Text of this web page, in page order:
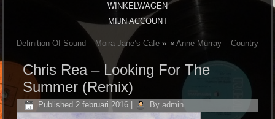
WINKELWAGEN
MIJN ACCOUNT
Definition Of Sound ‎– Moira Jane’s Cafe » « Anne Murray ‎– Country
Chris Rea ‎– Looking For The
Summer (Remix)
Published 2 februari 2016 By admin